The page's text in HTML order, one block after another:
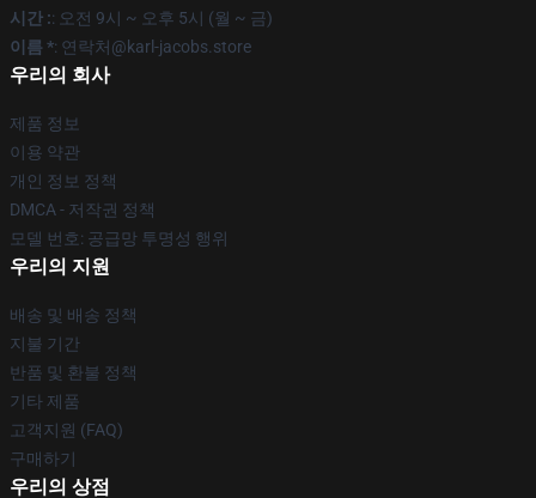
시간 :: 오전 9시 ~ 오후 5시 (월 ~ 금)
이름 *: 연락처@karl-jacobs.store
우리의 회사
제품 정보
이용 약관
개인 정보 정책
DMCA - 저작권 정책
모델 번호: 공급망 투명성 행위
우리의 지원
배송 및 배송 정책
지불 기간
반품 및 환불 정책
기타 제품
고객지원 (FAQ)
구매하기
우리의 상점